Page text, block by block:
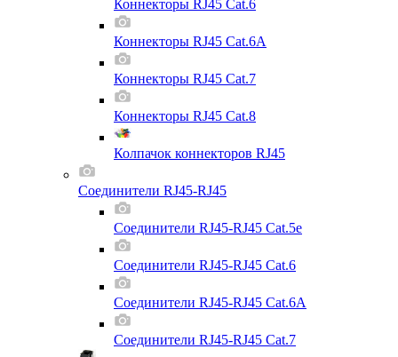
Коннекторы RJ45 Cat.6
Коннекторы RJ45 Cat.6A
Коннекторы RJ45 Cat.7
Коннекторы RJ45 Cat.8
Колпачок коннекторов RJ45
Соединители RJ45-RJ45
Соединители RJ45-RJ45 Cat.5e
Соединители RJ45-RJ45 Cat.6
Соединители RJ45-RJ45 Cat.6A
Соединители RJ45-RJ45 Cat.7